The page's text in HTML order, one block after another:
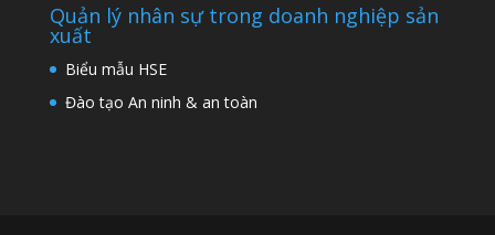
Quản lý nhân sự trong doanh nghiệp sản
xuất
Biểu mẫu HSE
Đào tạo An ninh & an toàn